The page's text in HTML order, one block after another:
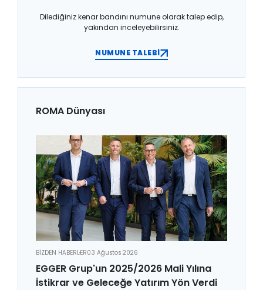
Dilediğiniz kenar bandını numune olarak talep edip,
yakından inceleyebilirsiniz.
NUMUNE TALEBİ
ROMA Dünyası
BİZDEN HABERLER03 Ağustos 2026
EGGER Grup'un 2025/2026 Mali Yılına
İstikrar ve Geleceğe Yatırım Yön Verdi